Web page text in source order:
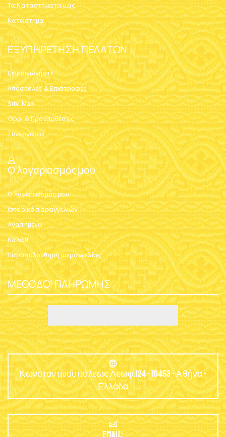
Τα Καταστήματα μας
Κατάστημα
ΕΞΥΠΗΡΈΤΗΣΗ ΠΕΛΑΤΏΝ
Επικοινωνήστε
Αποστολές & Επιστροφές
Site Map
Όροι & Προϋποθέσεις
Συνεργασία
Ο λογαριασμός μου
Ο λογαριασμός μου
Ιστορικό παραγγελιών
Αγαπημένα
Καλάθι
Παρακολούθηση παραγγελίας
ΜΈΘΟΔΟΙ ΠΛΗΡΩΜΉΣ
Κωνσταντινουπόλεως Λεωφ.124 - 10453 - Αθήνα -
Ελλάδα
EMAIL: